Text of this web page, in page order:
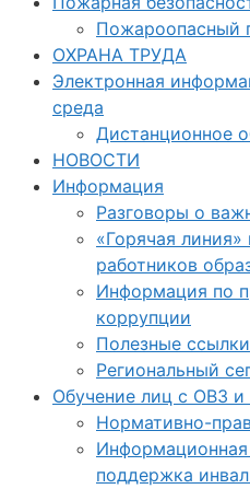
Пожароопасный
ОХРАНА ТРУДА
Электронная
среда
Дистанционное
НОВОСТИ
Информация
Разговоры о
«Горячая линия»
работников
Информация по
коррупции
Полезные ссылки
Региональный
Обучение лиц с ОВЗ и
Нормативно-
поддержка